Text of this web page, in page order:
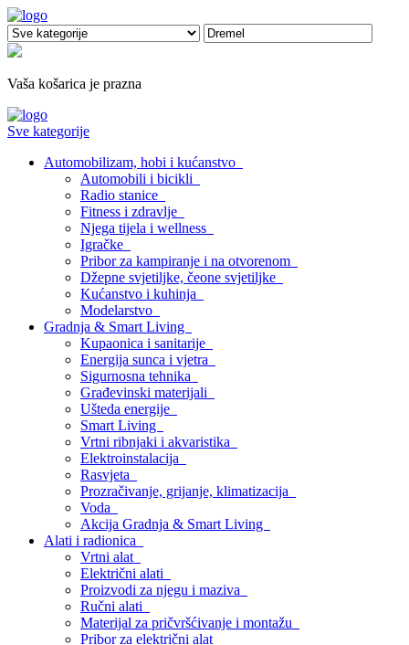
Vaša košarica je prazna
Sve kategorije
Automobilizam, hobi i kućanstvo
Automobili i bicikli
Radio stanice
Fitness i zdravlje
Njega tijela i wellness
Igračke
Pribor za kampiranje i na otvorenom
Džepne svjetiljke, čeone svjetiljke
Kućanstvo i kuhinja
Modelarstvo
Gradnja & Smart Living
Kupaonica i sanitarije
Energija sunca i vjetra
Sigurnosna tehnika
Građevinski materijali
Ušteda energije
Smart Living
Vrtni ribnjaki i akvaristika
Elektroinstalacija
Rasvjeta
Prozračivanje, grijanje, klimatizacija
Voda
Akcija Gradnja & Smart Living
Alati i radionica
Vrtni alat
Električni alati
Proizvodi za njegu i maziva
Ručni alati
Materijal za pričvršćivanje i montažu
Pribor za električni alat